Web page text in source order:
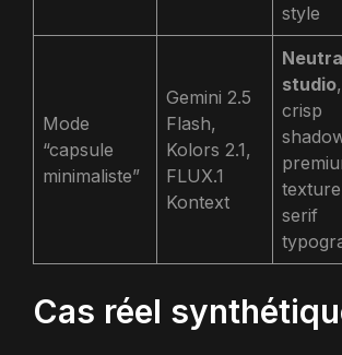
style
Mode
“capsule
minimaliste”
Gemini 2.5
Flash,
Kolors 2.1,
FLUX.1
Kontext
studio,
crisp
serif
Cas réel